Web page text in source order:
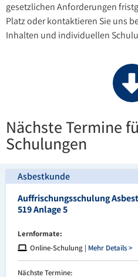
gesetzlichen Anforderungen
Platz oder kontaktieren Sie uns
Inhalten und individuellen
Nächste Termine
Schulungen
Asbestkunde
Auffrischungsschulung
519 Anlage 5
Lernformate:
Online-Schulung | Mehr Details >
Nächste Termine: